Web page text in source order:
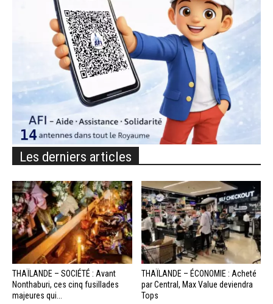
Les derniers articles
THAÏLANDE – SOCIÉTÉ : Avant
Nonthaburi, ces cinq fusillades
majeures qui...
THAÏLANDE – ÉCONOMIE : Acheté
par Central, Max Value deviendra
Tops